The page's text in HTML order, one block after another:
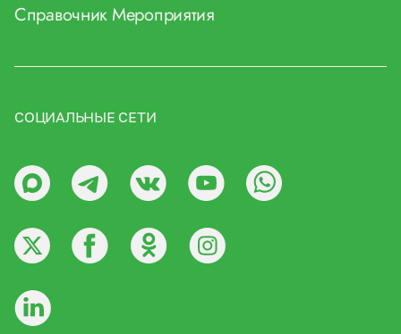
СправочникМероприятия
СОЦИАЛЬНЫЕ СЕТИ